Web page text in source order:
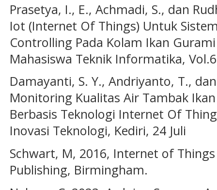
Prasetya, I., E., Achmadi, S., dan
Iot (Internet Of Things) Untuk
Controlling Pada Kolam Ikan
Mahasiswa Teknik Informatika,
Damayanti, S. Y., Andriyanto, T.,
Monitoring Kualitas Air Tambak
Berbasis Teknologi Internet Of
Inovasi Teknologi, Kediri, 24 Juli
Schwart, M, 2016, Internet of Things
Publishing, Birmingham.